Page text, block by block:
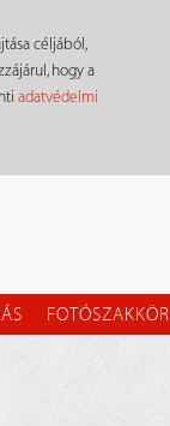
céljából,
hogy a
adatvédelmi
FOTÓSZAKKÖR